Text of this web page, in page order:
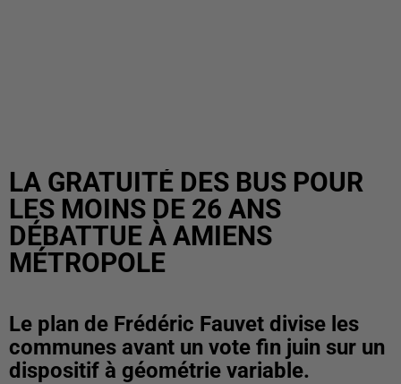
LA GRATUITÉ DES BUS POUR
LES MOINS DE 26 ANS
DÉBATTUE À AMIENS
MÉTROPOLE
Le plan de Frédéric Fauvet divise les
communes avant un vote fin juin sur un
dispositif à géométrie variable.